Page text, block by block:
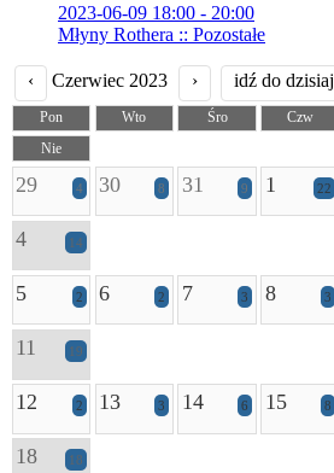
2023-06-09 18:00 - 20:00
Młyny Rothera :: Pozostałe
‹ Czerwiec 2023 › idź do dzisiaj
Pon Wto Śro Czw
Nie
29 4 30 8 31 9 1 22
4 14
5 2 6 2 7 3 8 3
11 19
12 2 13 3 14 6 15 8
18 18